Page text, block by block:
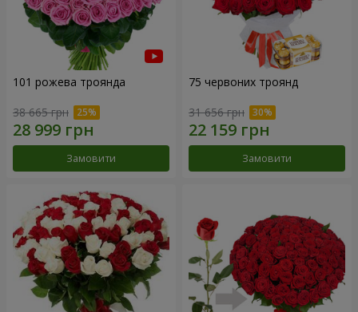
101 рожева троянда
38 665 грн
Замовити
75 червоних троянд
31 656 грн
Замовити